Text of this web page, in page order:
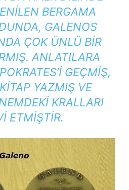
BERGAMA
GALENOS
ÇOK ÜNLÜ BIR
ANLATILARA
GEÇMIŞ,
YAZMIŞ VE
KRALLARI
ETMIŞTIR.